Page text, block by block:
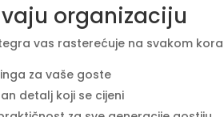
organizaciju
vas rasterećuje na svakom
za vaše goste
detalj koji se cijeni